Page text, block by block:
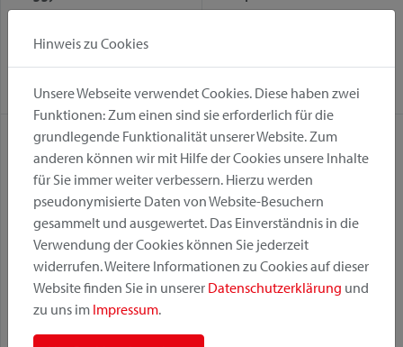
Racktime
Rackpack 1
Befestigungsvariante:
Hinweis zu Cookies
Unsere Webseite verwendet Cookies. Diese haben zwei
Funktionen: Zum einen sind sie erforderlich für die
grundlegende Funktionalität unserer Website. Zum
anderen können wir mit Hilfe der Cookies unsere Inhalte
für Sie immer weiter verbessern. Hierzu werden
pseudonymisierte Daten von Website-Besuchern
gesammelt und ausgewertet. Das Einverständnis in die
Verwendung der Cookies können Sie jederzeit
widerrufen. Weitere Informationen zu Cookies auf dieser
Website finden Sie in unserer Datenschutzerklärung und
zu uns im Impressum.